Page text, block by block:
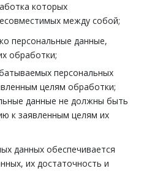
которых
между собой;
персональные данные,
обработки;
персональных
целям обработки;
данные не должны быть
к заявленным целям их
данных обеспечивается
их достаточность и